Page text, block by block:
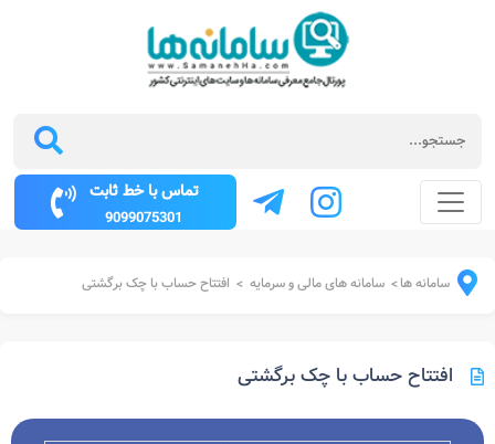
تماس با خط ثابت
9099075301
سامانه ها> سامانه های مالی و سرمایه > افتتاح حساب با چک برگشتی
افتتاح حساب با چک برگشتی